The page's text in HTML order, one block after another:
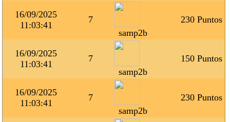
16/09/2025
11:03:41
7
samp2b
230 Puntos
16/09/2025
11:03:41
7
samp2b
150 Puntos
16/09/2025
11:03:41
7
samp2b
230 Puntos